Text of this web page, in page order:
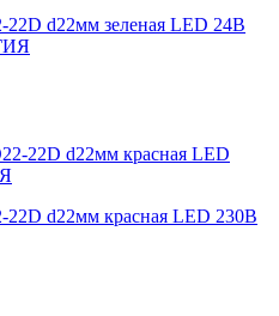
22D d22мм зеленая LED 24В
22D d22мм красная LED 230В